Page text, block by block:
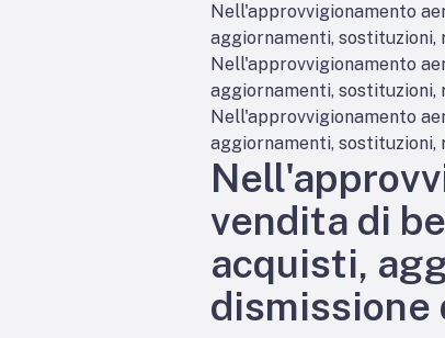
Nell'approvvigionamento
aggiornamenti, sostituzioni,
Nell'approvvigionamento
aggiornamenti, sostituzioni,
Nell'approvvigionamento
aggiornamenti, sostituzioni,
vendita di
acquisti,
dismissione